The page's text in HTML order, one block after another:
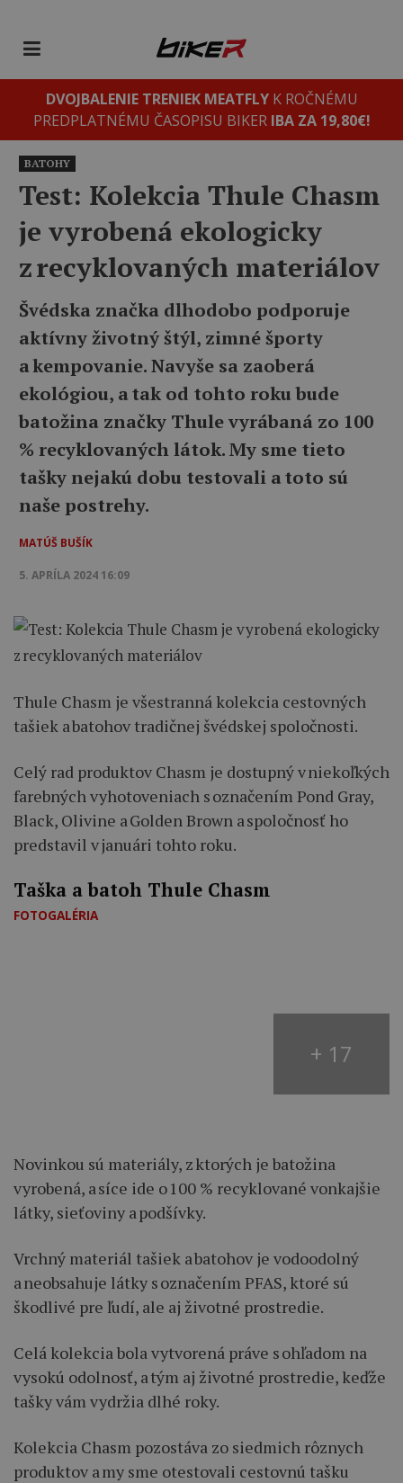
DVOJBALENIE TRENIEK MEATFLYK ROČNÉMU
PREDPLATNÉMU ČASOPISU BIKER IBA ZA 19,80€!
BATOHY
Test: Kolekcia Thule Chasm
je vyrobená ekologicky
z recyklovaných materiálov
Švédska značka dlhodobo podporuje
aktívny životný štýl, zimné športy
a kempovanie. Navyše sa zaoberá
ekológiou, a tak od tohto roku bude
batožina značky Thule vyrábaná zo 100
% recyklovaných látok. My sme tieto
tašky nejakú dobu testovali a toto sú
naše postrehy.
MATÚŠ BUŠÍK
5. APRÍLA 2024 16:09
Thule Chasm je všestranná kolekcia cestovných
tašiek a batohov tradičnej švédskej spoločnosti.
Celý rad produktov Chasm je dostupný v niekoľkých
farebných vyhotoveniach s označením Pond Gray,
Black, Olivine a Golden Brown a spoločnosť ho
predstavil v januári tohto roku.
Taška a batoh Thule Chasm
FOTOGALÉRIA
+ 17
Novinkou sú materiály, z ktorých je batožina
vyrobená, a síce ide o 100 % recyklované vonkajšie
látky, sieťoviny a podšívky.
Vrchný materiál tašiek a batohov je vodoodolný
a neobsahuje látky s označením PFAS, ktoré sú
škodlivé pre ľudí, ale aj životné prostredie.
Celá kolekcia bola vytvorená práve s ohľadom na
vysokú odolnosť, a tým aj životné prostredie, keďže
tašky vám vydržia dlhé roky.
Kolekcia Chasm pozostáva zo siedmich rôznych
produktov a my sme otestovali cestovnú tašku